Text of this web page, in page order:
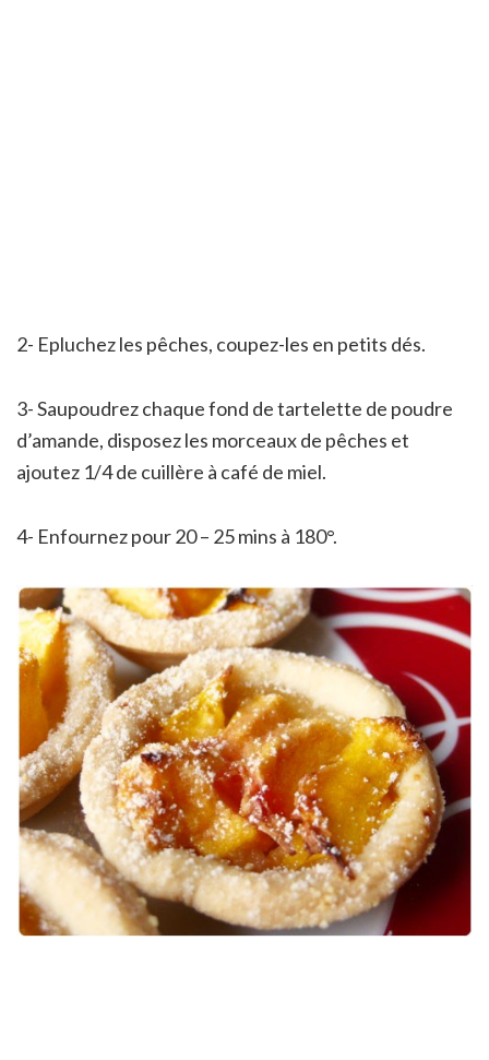
2- Epluchez les pêches, coupez-les en petits dés.
3- Saupoudrez chaque fond de tartelette de poudre
d’amande, disposez les morceaux de pêches et
ajoutez 1/4 de cuillère à café de miel.
4- Enfournez pour 20 – 25 mins à 180°.